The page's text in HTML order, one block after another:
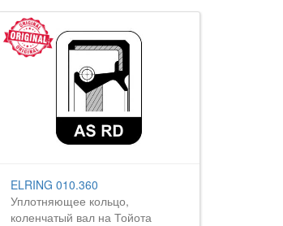
ELRING 010.360
Уплотняющее кольцо,
коленчатый вал на Тойота